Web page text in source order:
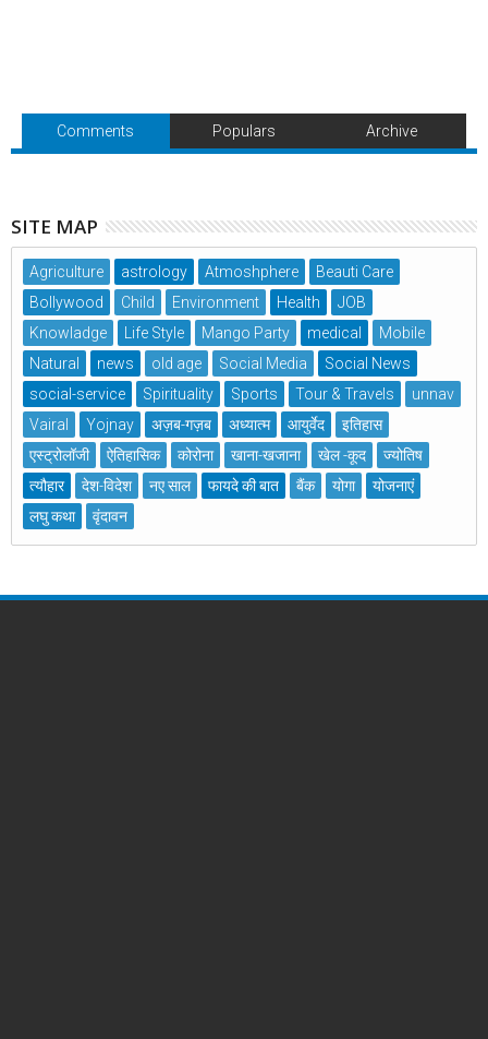
Comments Populars Archive
SITE MAP
Agriculture astrology Atmoshphere
Beauti Care
Bollywood
Child Environment Health
JOB
Knowladge
Life Style Mango Party medical
Mobile
Natural
news old age Social Media
Social News
social-service
Spirituality Sports Tour & Travels
unnav
Vairal
Yojnay अज़ब-गज़ब अध्यात्म आयुर्वेद
इतिहास
एस्ट्रोलॉजी
ऐतिहासिक कोरोना खाना-खजाना खेल -कूद
ज्योतिष
त्यौहार
देश-विदेश नए साल फायदे की बात बैंक योगा
योजनाएं
लघु कथा
वृंदावन